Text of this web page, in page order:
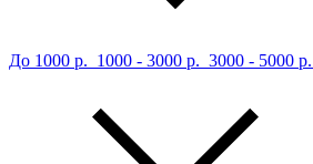
До 1000 р. 1000 - 3000 р. 3000 - 5000 р.